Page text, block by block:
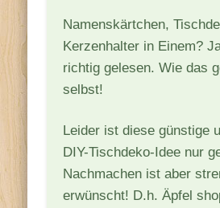
Namenskärtchen,
Kerzenhalter in Einem?
richtig gelesen. Wie das
selbst!
Leider ist diese günstige
DIY-Tischdeko-Idee nur
Nachmachen ist aber
erwünscht! D.h. Äpfel